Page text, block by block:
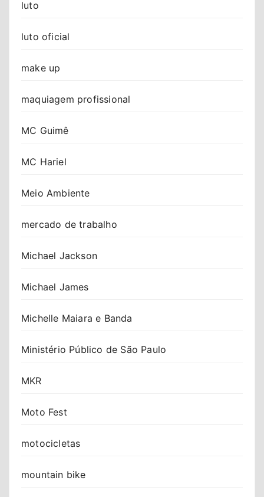
luto
luto oficial
make up
maquiagem profissional
MC Guimê
MC Hariel
Meio Ambiente
mercado de trabalho
Michael Jackson
Michael James
Michelle Maiara e Banda
Ministério Público de São Paulo
MKR
Moto Fest
motocicletas
mountain bike